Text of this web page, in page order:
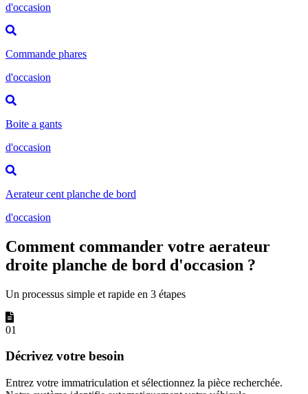
d'occasion
Commande phares
d'occasion
Boite a gants
d'occasion
Aerateur cent planche de bord
d'occasion
Comment commander votre aerateur
droite planche de bord d'occasion ?
Un processus simple et rapide en 3 étapes
01
Décrivez votre besoin
Entrez votre immatriculation et sélectionnez la pièce recherchée.